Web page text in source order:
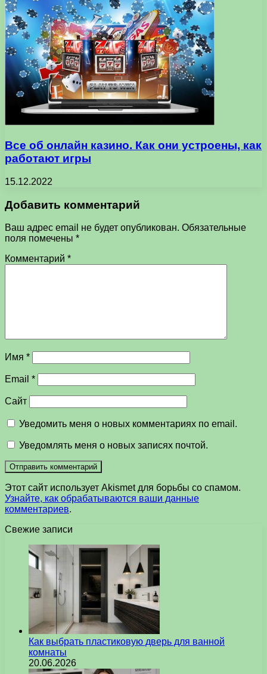
Все об онлайн казино. Как они устроены, как
работают игры
15.12.2022
Добавить комментарий
Ваш адрес email не будет опубликован. Обязательные
поля помечены *
Комментарий *
Имя *
Email *
Сайт
Уведомить меня о новых комментариях по email.
Уведомлять меня о новых записях почтой.
Этот сайт использует Akismet для борьбы со спамом.
Узнайте, как обрабатываются ваши данные
комментариев.
Свежие записи
Как выбрать пластиковую дверь для ванной
комнаты
20.06.2026